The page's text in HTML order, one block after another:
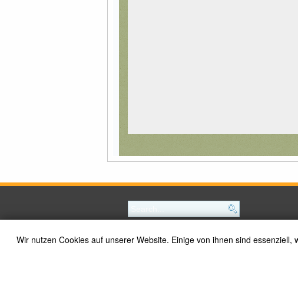
Wir nutzen Cookies auf unserer Website. Einige von ihnen sind